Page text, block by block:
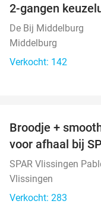
2-gangen
De Bij Middelburg
Middelburg
Verkocht: 142
Broodje +
voor afhaal bij
SPAR Vlissingen
Vlissingen
Verkocht: 283